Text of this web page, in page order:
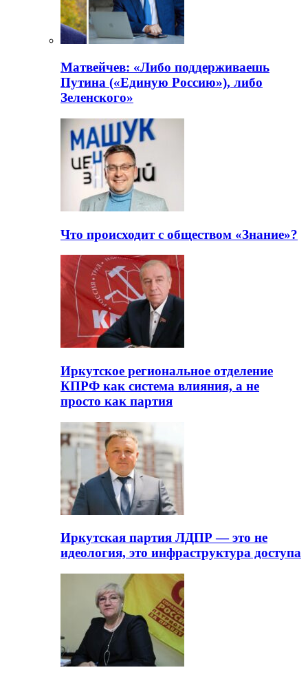
Матвейчев: «Либо поддерживаешь
Путина («Единую Россию»), либо
Зеленского»
Что происходит с обществом «Знание»?
Иркутское региональное отделение
КПРФ как система влияния, а не
просто как партия
Иркутская партия ЛДПР — это не
идеология, это инфраструктура доступа